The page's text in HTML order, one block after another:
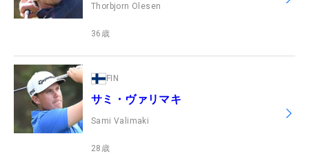
Thorbjorn Olesen
36 歳
FIN
サミ・ヴァリマキ
Sami Valimaki
28 歳